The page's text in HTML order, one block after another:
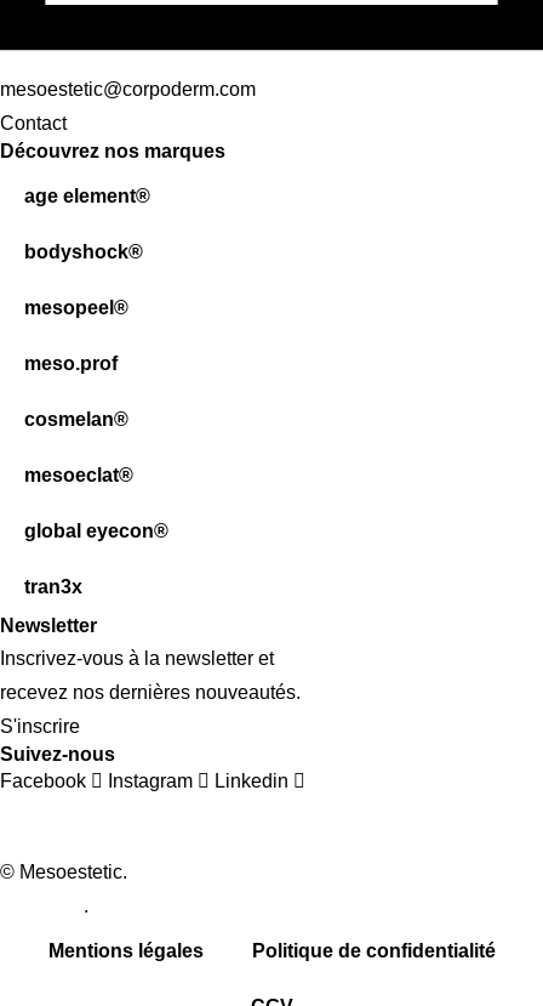
mesoestetic@corpoderm.com
Contact
Découvrez nos marques
age element®
bodyshock®
mesopeel®
meso.prof
cosmelan®
mesoeclat®
global eyecon®
tran3x
Newsletter
Inscrivez-vous à la newsletter et
recevez nos dernières nouveautés.
S'inscrire
Suivez-nous
Facebook Instagram Linkedin
© Mesoestetic.
.
Mentions légales Politique de confidentialité